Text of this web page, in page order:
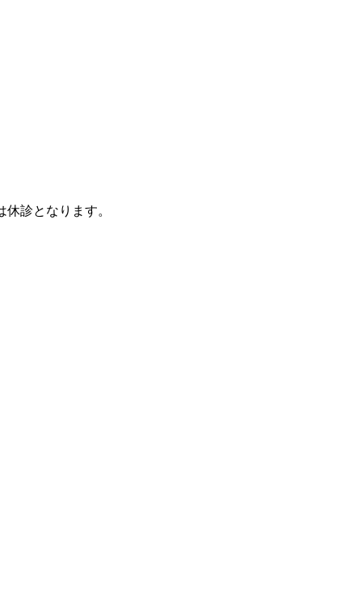
診となります。